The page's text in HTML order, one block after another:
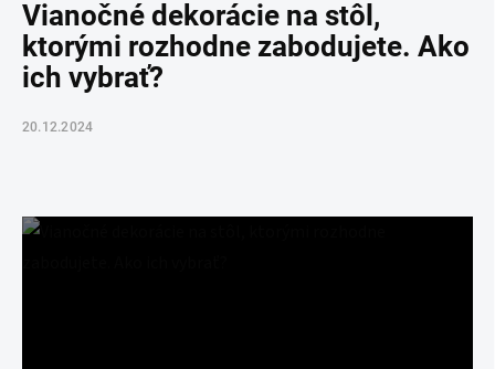
Vianočné dekorácie na stôl,
ktorými rozhodne zabodujete. Ako
ich vybrať?
20.12.2024